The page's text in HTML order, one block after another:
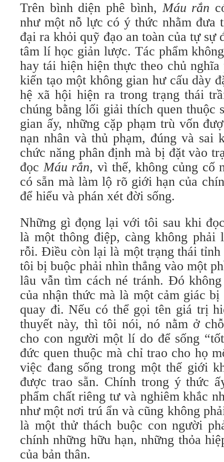
Trên bình diện phê bình,Máu rắn
như một nỗ lực có ý thức nhằm đưa
đại ra khỏi quỹ đạo an toàn của tự sự
tâm lí học giản lược. Tác phẩm
hay tái hiện hiện thực theo chủ
kiến tạo một không gian hư cấu dày
hệ xã hội hiện ra trong trạng thái
chúng bằng lối giải thích quen thuộc
gian ấy, những cặp phạm trù vốn
nạn nhân và thủ phạm, đúng và sai
chức năng phân định mà bị đặt vào
đọcMáu rắn, vì thế, không củng cố
có sẵn mà làm lộ rõ giới hạn của
để hiểu và phán xét đời sống.
Những gì đọng lại với tôi sau khi
là một thông điệp, càng không phải
rỗi. Điều còn lại là một trạng thái
tôi bị buộc phải nhìn thẳng vào một
lâu vẫn tìm cách né tránh. Đó
của nhận thức mà là một cảm giác
quay đi. Nếu có thể gọi tên giá trị
thuyết này, thì tôi nói, nó nằm ở
cho con người một lí do để sống
đức quen thuộc mà chỉ trao cho họ
việc đang sống trong một thế giới
được trao sẵn. Chính trong ý thức
phẩm chất riêng tư và nghiêm khắc
như một nơi trú ẩn và cũng không
là một thử thách buộc con người
chính những hữu hạn, những thỏa
của bản thân.